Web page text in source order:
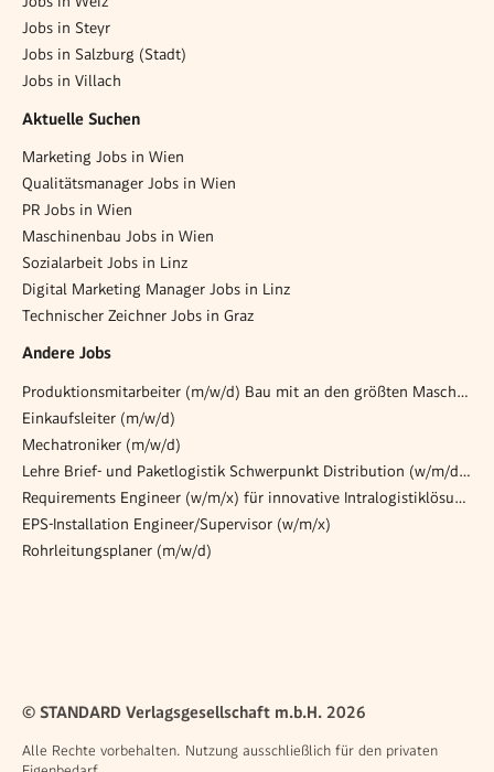
Jobs in Steyr
Jobs in Salzburg (Stadt)
Jobs in Villach
Aktuelle Suchen
Marketing Jobs in Wien
Qualitätsmanager Jobs in Wien
PR Jobs in Wien
Maschinenbau Jobs in Wien
Sozialarbeit Jobs in Linz
Digital Marketing Manager Jobs in Linz
Technischer Zeichner Jobs in Graz
Andere Jobs
Produktionsmitarbeiter (m/w/d) Bau mit an den größten Maschinen!
Einkaufsleiter (m/w/d)
Mechatroniker (m/w/d)
Lehre Brief- und Paketlogistik Schwerpunkt Distribution (w/m/d) 6401 Inzing
Requirements Engineer (w/m/x) für innovative Intralogistiklösungen
EPS-Installation Engineer/Supervisor (w/m/x)
Rohrleitungsplaner (m/w/d)
© STANDARD Verlagsgesellschaft m.b.H. 2026
Alle Rechte vorbehalten. Nutzung ausschließlich für den privaten